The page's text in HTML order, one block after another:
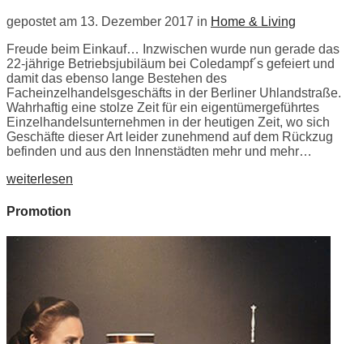
gepostet am 13. Dezember 2017 in Home & Living
Freude beim Einkauf… Inzwischen wurde nun gerade das
22-jährige Betriebsjubiläum bei Coledampf´s gefeiert und
damit das ebenso lange Bestehen des
Facheinzelhandelsgeschäfts in der Berliner Uhlandstraße.
Wahrhaftig eine stolze Zeit für ein eigentümergeführtes
Einzelhandelsunternehmen in der heutigen Zeit, wo sich
Geschäfte dieser Art leider zunehmend auf dem Rückzug
befinden und aus den Innenstädten mehr und mehr…
weiterlesen
Promotion